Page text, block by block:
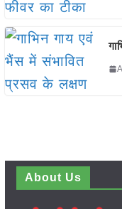
About Us